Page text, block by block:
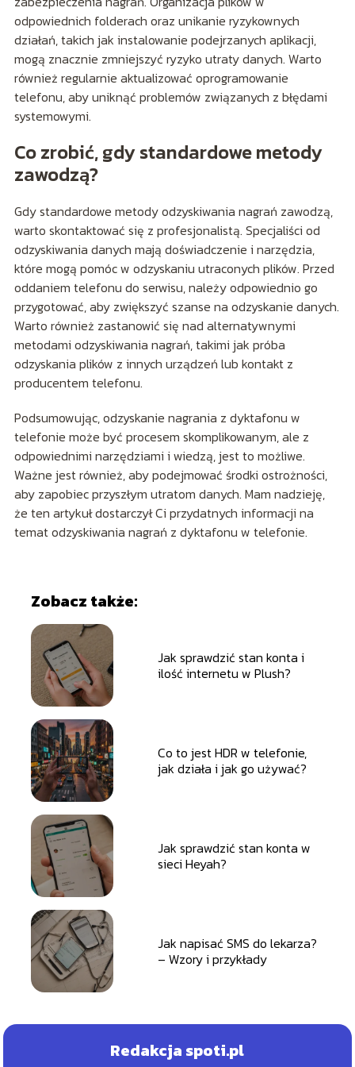
odpowiednich folderach oraz unikanie ryzykownych
działań, takich jak instalowanie podejrzanych aplikacji,
mogą znacznie zmniejszyć ryzyko utraty danych. Warto
również regularnie aktualizować oprogramowanie
telefonu, aby uniknąć problemów związanych z błędami
systemowymi.
Co zrobić, gdy standardowe metody
zawodzą?
Gdy standardowe metody odzyskiwania nagrań zawodzą,
warto skontaktować się z profesjonalistą. Specjaliści od
odzyskiwania danych mają doświadczenie i narzędzia,
które mogą pomóc w odzyskaniu utraconych plików. Przed
oddaniem telefonu do serwisu, należy odpowiednio go
przygotować, aby zwiększyć szanse na odzyskanie danych.
Warto również zastanowić się nad alternatywnymi
metodami odzyskiwania nagrań, takimi jak próba
odzyskania plików z innych urządzeń lub kontakt z
producentem telefonu.
Podsumowując, odzyskanie nagrania z dyktafonu w
telefonie może być procesem skomplikowanym, ale z
odpowiednimi narzędziami i wiedzą, jest to możliwe.
Ważne jest również, aby podejmować środki ostrożności,
aby zapobiec przyszłym utratom danych. Mam nadzieję,
że ten artykuł dostarczył Ci przydatnych informacji na
temat odzyskiwania nagrań z dyktafonu w telefonie.
Zobacz także:
Jak sprawdzić stan konta i
ilość internetu w Plush?
Co to jest HDR w telefonie,
jak działa i jak go używać?
Jak sprawdzić stan konta w
sieci Heyah?
Jak napisać SMS do lekarza?
– Wzory i przykłady
Redakcja spoti.pl